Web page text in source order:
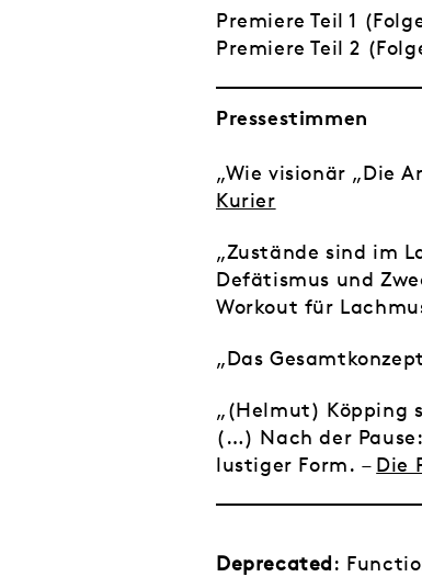
Premiere Teil 1
Premiere Teil 2
Pressestimmen
„Wie visionär „Die
Kurier
„Zustände sind im
Defätismus und
Workout für
„Das
„(Helmut) Köpping
(…) Nach der
lustiger Form. – Die
Deprecated: